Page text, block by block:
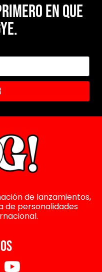
en Que
de lanzamientos,
de personalidades